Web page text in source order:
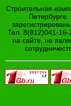
Строительная
Тел. 8(812)041-16-
на сайте, не